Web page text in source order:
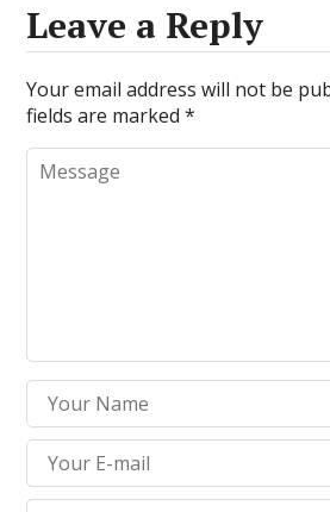
Leave a Reply
Your email address will not be
fields are marked*